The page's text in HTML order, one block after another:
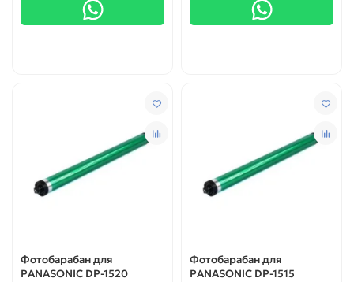
Фотобарабан для
PANASONIC DP-1520
Фотобарабан для
PANASONIC DP-1515